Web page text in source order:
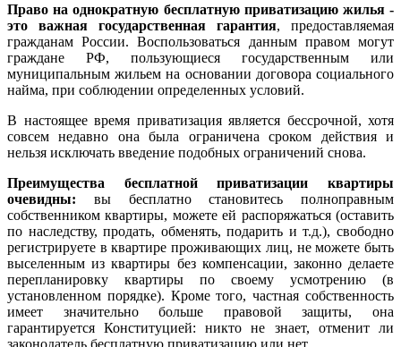
Право на однократную бесплатную приватизацию жилья -
это важная государственная гарантия, предоставляемая
гражданам России. Воспользоваться данным правом могут
граждане РФ, пользующиеся государственным или
муниципальным жильем на основании договора социального
найма, при соблюдении определенных условий.
В настоящее время приватизация является бессрочной, хотя
совсем недавно она была ограничена сроком действия и
нельзя исключать введение подобных ограничений снова.
Преимущества бесплатной приватизации квартиры
очевидны: вы бесплатно становитесь полноправным
собственником квартиры, можете ей распоряжаться (оставить
по наследству, продать, обменять, подарить и т.д.), свободно
регистрируете в квартире проживающих лиц, не можете быть
выселенным из квартиры без компенсации, законно делаете
перепланировку квартиры по своему усмотрению (в
установленном порядке). Кроме того, частная собственность
имеет значительно больше правовой защиты, она
гарантируется Конституцией: никто не знает, отменит ли
законодатель бесплатную приватизацию или нет.